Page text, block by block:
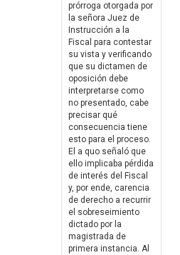
prórroga otorgada por
la señora Juez de
Instrucción a la
Fiscal para contestar
su vista y verificando
que su dictamen de
oposición debe
interpretarse como
no presentado, cabe
precisar qué
consecuencia tiene
esto para el proceso.
El a quo señaló que
ello implicaba pérdida
de interés del Fiscal
y, por ende, carencia
de derecho a recurrir
el sobreseimiento
dictado por la
magistrada de
primera instancia. Al